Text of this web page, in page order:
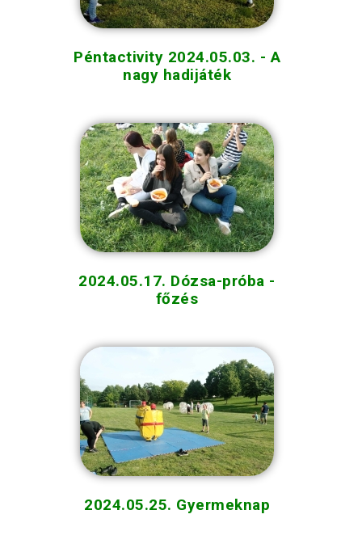
Péntactivity 2024.05.03. - A
nagy hadijáték
2024.05.17. Dózsa-próba -
főzés
2024.05.25. Gyermeknap